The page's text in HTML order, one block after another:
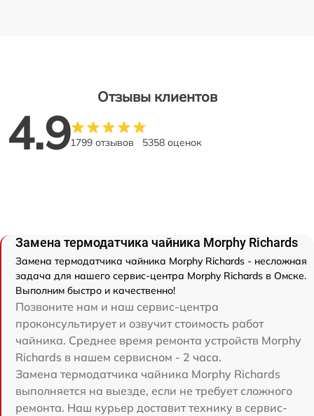
Отзывы клиентов
4.91799 отзывов 5358 оценок
Замена термодатчика чайника Morphy Richards
Замена термодатчика чайника Morphy Richards - несложная
задача для нашего сервис-центра Morphy Richards в Омске.
Выполним быстро и качественно!
Позвоните нам и наш сервис-центра
проконсультирует и озвучит стоимость работ
чайника. Среднее время ремонта устройств Morphy
Richards в нашем сервисном - 2 часа.
Замена термодатчика чайника Morphy Richards
выполняется на выезде, если не требует сложного
ремонта. Наш курьер доставит технику в сервис-